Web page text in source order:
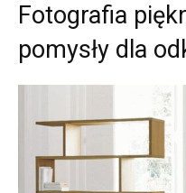
Fotografia
pomysły dla